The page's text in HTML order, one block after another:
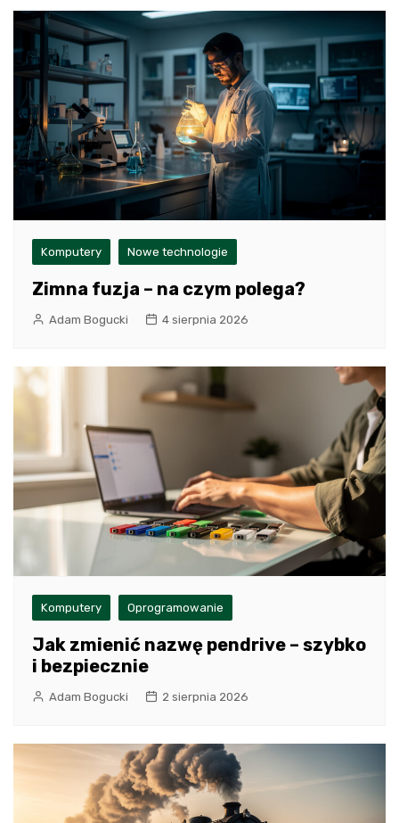
Komputery Nowe technologie
Zimna fuzja – na czym polega?
Adam Bogucki 4 sierpnia 2026
Komputery Oprogramowanie
Jak zmienić nazwę pendrive – szybko
i bezpiecznie
Adam Bogucki 2 sierpnia 2026